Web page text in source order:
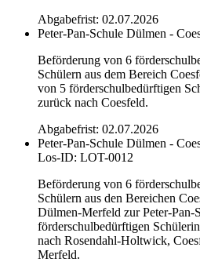
Abgabefrist: 02.07.2026
Peter-Pan-Schule Dülmen -
Beförderung von 6
Schülern aus dem Bereich
von 5 förderschulbedürftigen
zurück nach Coesfeld.
Abgabefrist: 02.07.2026
Peter-Pan-Schule Dülmen -
Los-ID: LOT-0012
Beförderung von 6
Schülern aus den Bereichen
Dülmen-Merfeld zur Peter-Pan-
förderschulbedürftigen
nach Rosendahl-Holtwick,
Merfeld.